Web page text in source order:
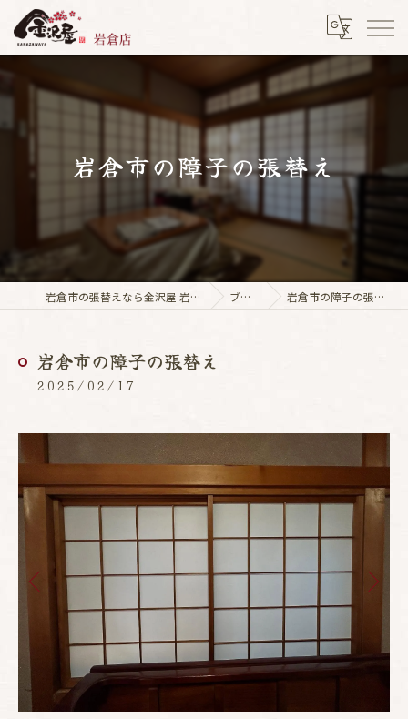
岩倉市の障子の張替え
岩倉市の張替えなら金沢屋 岩倉店 ブログ 岩倉市の障子の張替え
岩倉市の障子の張替え
2025/02/17